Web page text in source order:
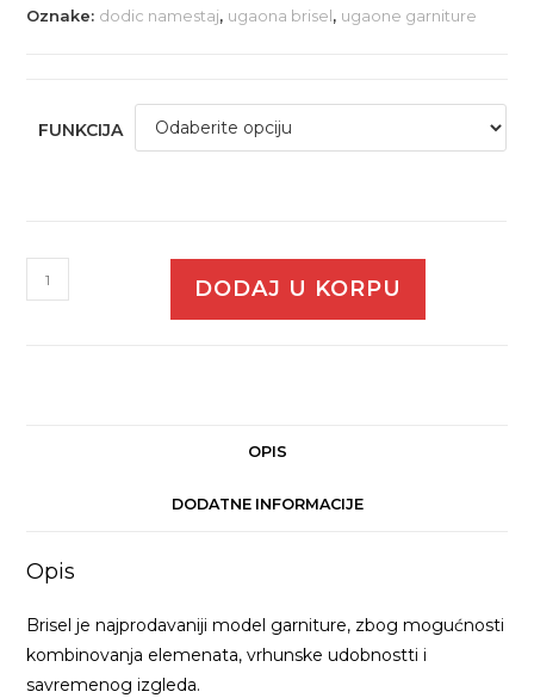
Oznake: dodic namestaj, ugaona brisel, ugaone garniture
FUNKCIJA
DODAJ U KORPU
OPIS
DODATNE INFORMACIJE
Opis
Brisel je najprodavaniji model garniture, zbog mogućnosti
kombinovanja elemenata, vrhunske udobnostti i
savremenog izgleda.